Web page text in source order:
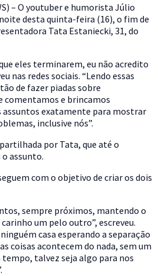
– O youtuber e humorista Júlio
desta quinta-feira (16), o fim de
Tata Estaniecki, 31, do
eles terminarem, eu não acredito
nas redes sociais. “Lendo essas
de fazer piadas sobre
comentamos e brincamos
assuntos exatamente para mostrar
inclusive nós”.
por Tata, que até o
assunto.
com o objetivo de criar os dois
sempre próximos, mantendo o
um pelo outro”, escreveu.
casa esperando a separação
coisas acontecem do nada, sem um
tempo, talvez seja algo para nos